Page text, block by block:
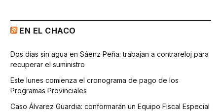
EN EL CHACO
Dos días sin agua en Sáenz Peña: trabajan a contrareloj para
recuperar el suministro
Este lunes comienza el cronograma de pago de los
Programas Provinciales
Caso Álvarez Guardia: conformarán un Equipo Fiscal Especial